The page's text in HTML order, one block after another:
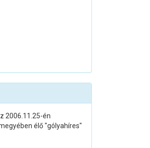
2006.11.25-én
élő "gólyahíres"